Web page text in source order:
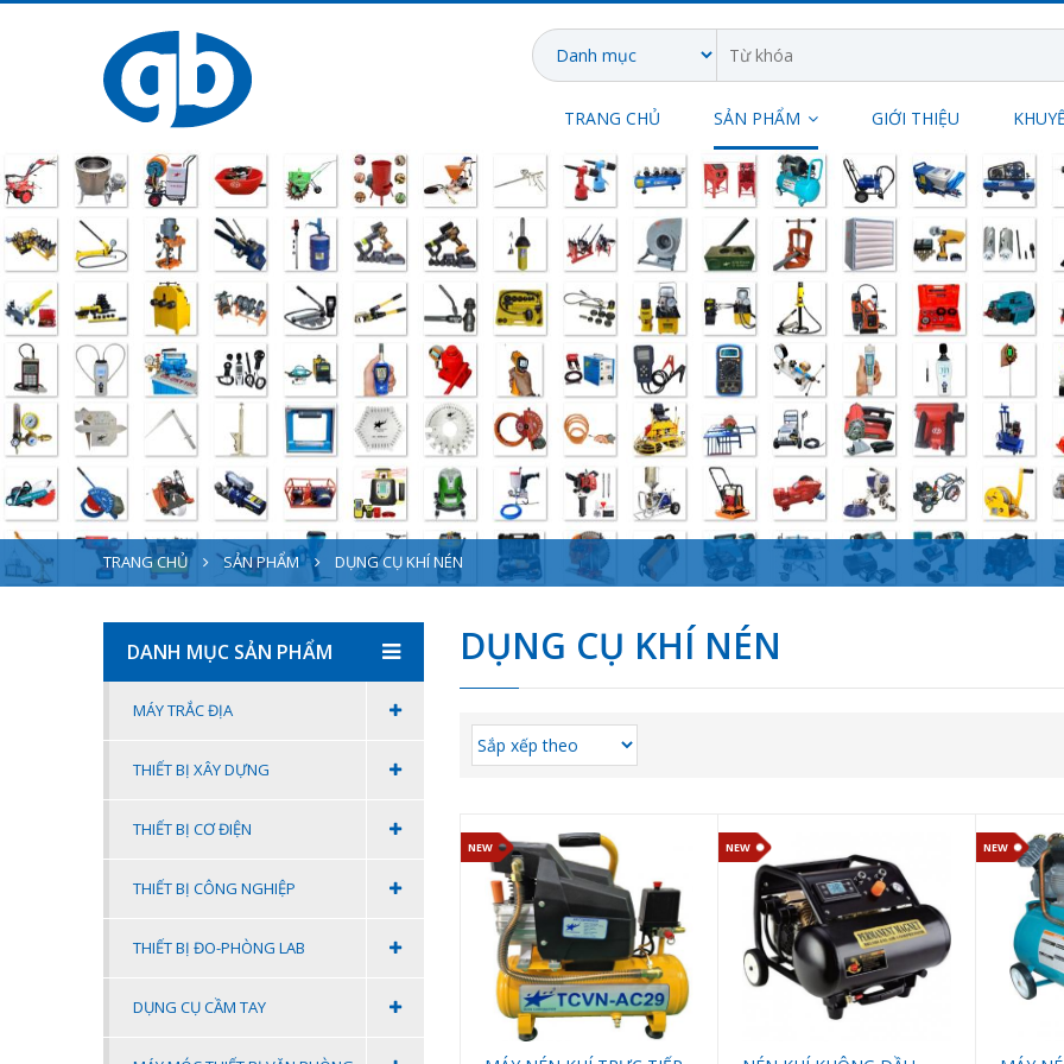
TRANG CHỦ SẢN PHẨM GIỚI THIỆU
TRANG CHỦ SẢN PHẨM DỤNG CỤ KHÍ NÉN
DANH MỤC SẢN PHẨM
MÁY TRẮC ĐỊA
THIẾT BỊ XÂY DỰNG
THIẾT BỊ CƠ ĐIỆN
THIẾT BỊ CÔNG NGHIỆP
THIẾT BỊ ĐO-PHÒNG LAB
DỤNG CỤ CẦM TAY
DỤNG CỤ KHÍ NÉN
NEW NEW NEW